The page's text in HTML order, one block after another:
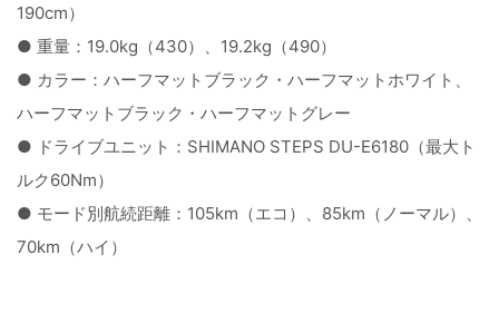
190cm）
● 重量：19.0kg（430）、19.2kg（490）
● カラー：ハーフマットブラック・ハーフマットホワイト、
ハーフマットブラック・ハーフマットグレー
● ドライブユニット：SHIMANO STEPS DU-E6180（最大ト
ルク60Nm）
● モード別航続距離：105km（エコ）、85km（ノーマル）、
70km（ハイ）